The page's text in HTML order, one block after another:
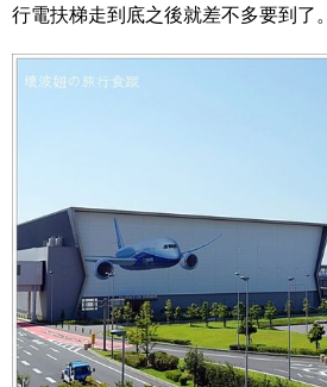
行電扶梯走到底之後就差不多要到了。